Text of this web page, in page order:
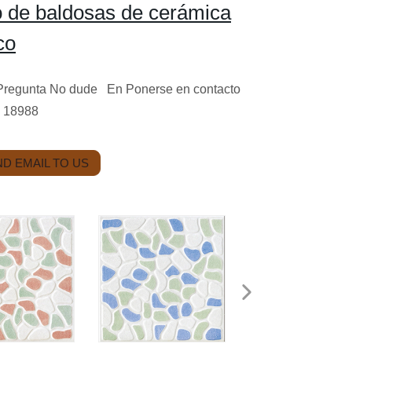
baldosas de cerámica
No dude En Ponerse en contacto
18988
EMAIL TO US